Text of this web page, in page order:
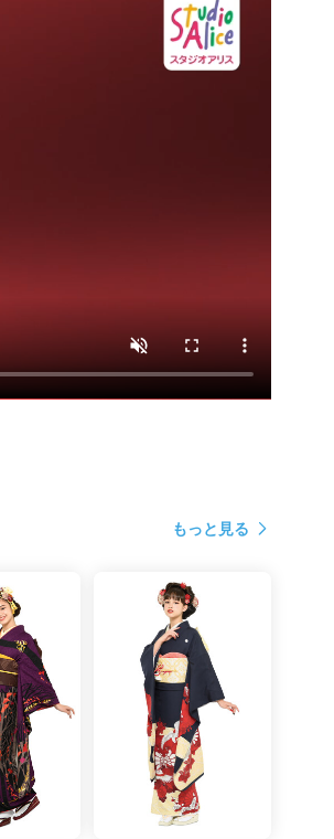
：株式会社マーケティングア
：828人■調査企業数：13社■調
18～25歳女性で、成人式及び
もっと見る